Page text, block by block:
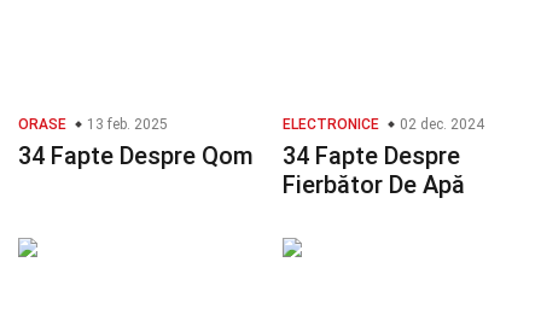
ORASE 13 feb. 2025
34 Fapte Despre Qom
ELECTRONICE 02 dec. 2024
34 Fapte Despre
Fierbător De Apă